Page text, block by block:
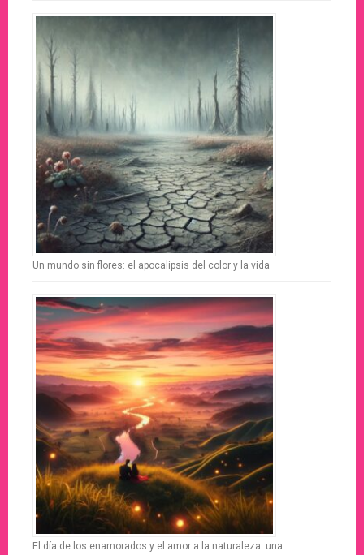
Un mundo sin flores: el apocalipsis del color y la vida
El día de los enamorados y el amor a la naturaleza: una